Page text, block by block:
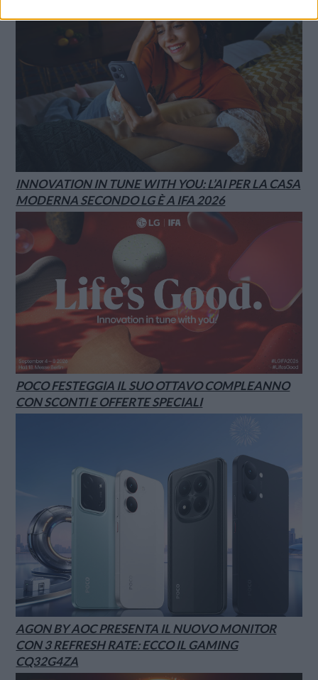
INNOVATION IN TUNE WITH YOU: L’AI PER LA CASA
MODERNA SECONDO LG È A IFA 2026
POCO FESTEGGIA IL SUO OTTAVO COMPLEANNO
CON SCONTI E OFFERTE SPECIALI
AGON BY AOC PRESENTA IL NUOVO MONITOR
CON 3 REFRESH RATE: ECCO IL GAMING
CQ32G4ZA